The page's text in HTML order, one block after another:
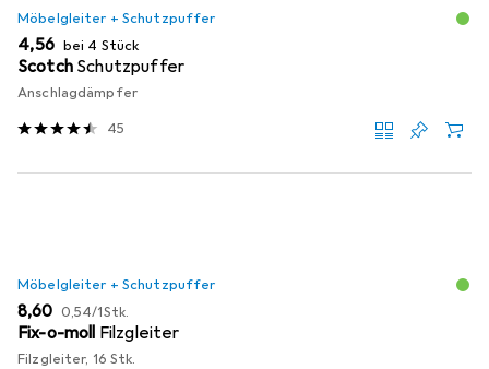
Möbelgleiter + Schutzpuffer
EUR
4,56 bei 4 Stück
Scotch Schutzpuffer
Anschlagdämpfer
45
Möbelgleiter + Schutzpuffer
EUR
8,60 EUR
0,54/1Stk.
Fix-o-moll Filzgleiter
Filzgleiter, 16 Stk.